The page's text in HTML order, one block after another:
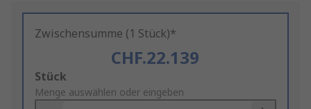
Zwischensumme (1 Stück)*
CHF.22.139
Add
to
Stück
Menge auswählen oder eingeben